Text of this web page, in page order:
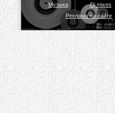
Музыка Dj mixes
Реклама на сайте